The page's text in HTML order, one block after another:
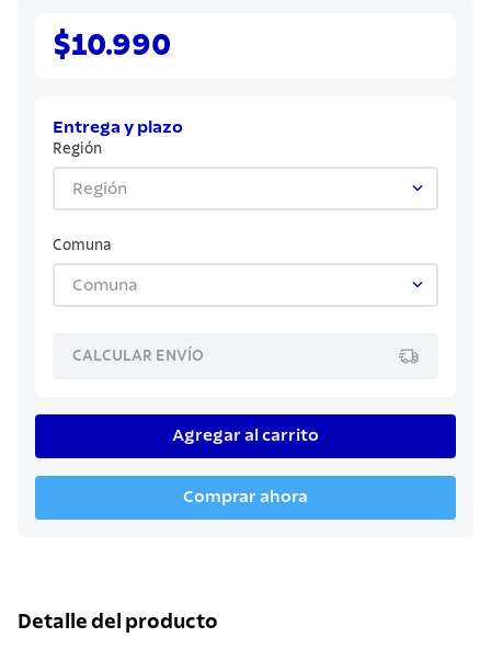
$10.990
Entrega y plazo
Región
Región
Comuna
Comuna
CALCULAR ENVÍO
Agregar al carrito
Comprar ahora
Detalle del producto
442